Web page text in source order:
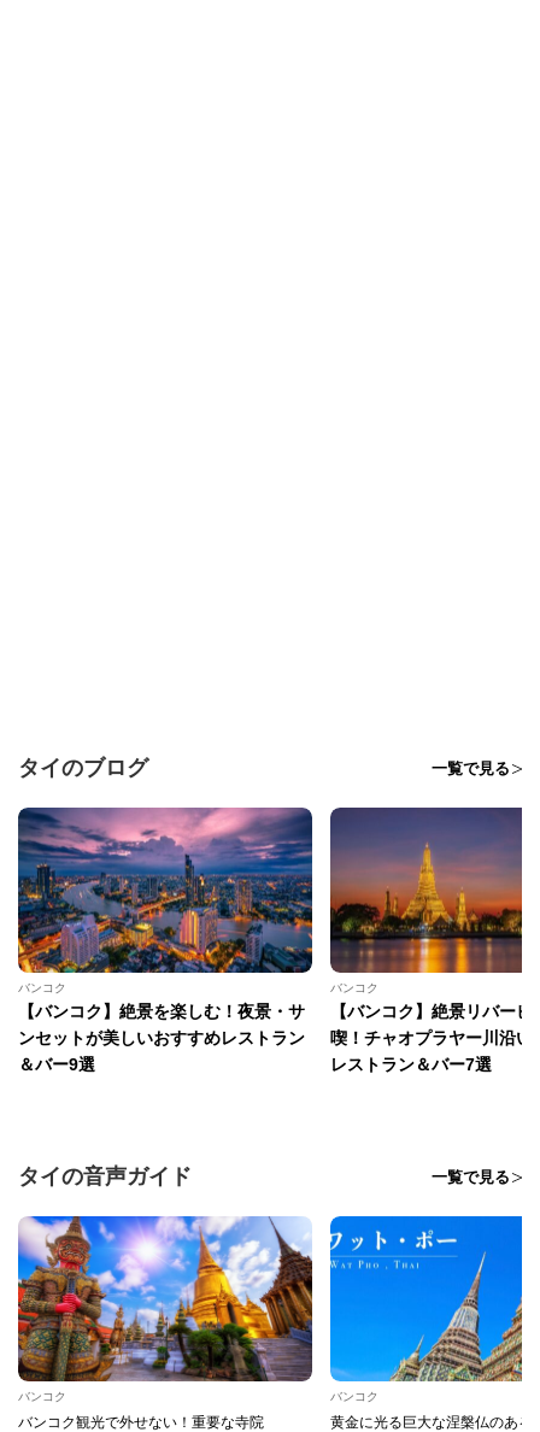
タイのブログ 一覧で見る
バンコク
【バンコク】絶景を楽しむ！夜景・サ
ンセットが美しいおすすめレストラン
＆バー9選
バンコク
【バンコク】絶景リバービ
喫！チャオプラヤー川沿い
レストラン＆バー7選
タイの音声ガイド 一覧で見る
バンコク
バンコク観光で外せない！重要な寺院
バンコク
黄金に光る巨大な涅槃仏のある